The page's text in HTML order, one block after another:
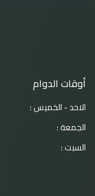
أوقات الدوام
الاحد - الخميس :
الجمعة :
السبت :